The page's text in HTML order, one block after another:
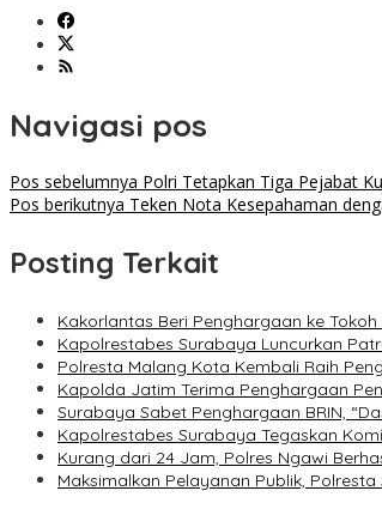
Navigasi pos
Pos sebelumnya Polri Tetapkan Tiga Pejabat
Pos berikutnya Teken Nota Kesepahaman
Posting Terkait
Kakorlantas Beri Penghargaan ke
Kapolrestabes Surabaya Luncurkan
Polresta Malang Kota Kembali Raih
Kapolda Jatim Terima Penghargaan
Surabaya Sabet Penghargaan BRIN,
Kapolrestabes Surabaya Tegaskan
Kurang dari 24 Jam, Polres Ngawi
Maksimalkan Pelayanan Publik,